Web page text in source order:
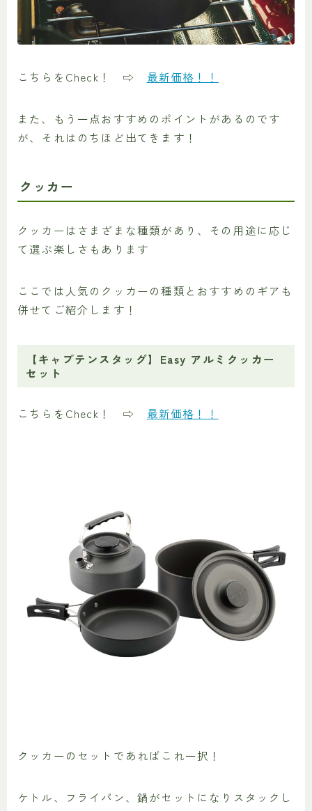
こちらをCheck！ ⇨ 最新価格！！
また、もう一点おすすめのポイントがあるのです
が、それはのちほど出てきます！
クッカー
クッカーはさまざまな種類があり、その用途に応じ
て選ぶ楽しさもあります
ここでは人気のクッカーの種類とおすすめのギアも
併せてご紹介します！
【キャプテンスタッグ】Easy アルミクッカー
セット
こちらをCheck！ ⇨ 最新価格！！
クッカーのセットであればこれ一択！
ケトル、フライパン、鍋がセットになりスタックし